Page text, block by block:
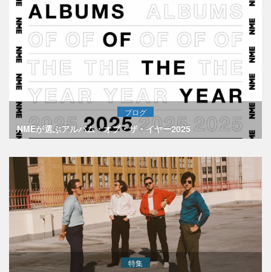
ブログ
NMEが選ぶアルバム・オブ・ザ・イヤー2025
特集